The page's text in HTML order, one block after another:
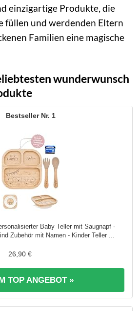
einzigartige Produkte, die
füllen und werdenden Eltern
Familien eine magische
wunderwunsch
1
Baby Teller mit Saugnapf -
Zubehör mit Namen - Kinder Teller ...
26,90 €
TOP ANGEBOT »